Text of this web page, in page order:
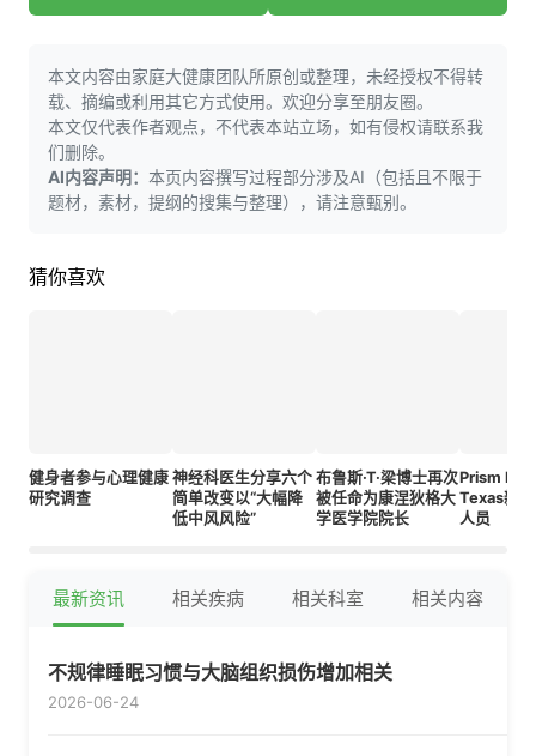
本文内容由家庭大健康团队所原创或整理，未经授权不得转
载、摘编或利用其它方式使用。欢迎分享至朋友圈。
本文仅代表作者观点，不代表本站立场，如有侵权请联系我
们删除。
AI内容声明： 本页内容撰写过程部分涉及AI（包括且不限于
题材，素材，提纲的搜集与整理），请注意甄别。
猜你喜欢
健身者参与心理健康
研究调查
神经科医生分享六个
简单改变以“大幅降
低中风风险”
布鲁斯·T·梁博士再次
被任命为康涅狄格大
学医学院院长
Prism
Texas新
人员
最新资讯 相关疾病 相关科室 相关内容
不规律睡眠习惯与大脑组织损伤增加相关
2026-06-24